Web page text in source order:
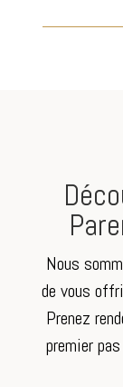
Nous
de vous
Prenez
premier